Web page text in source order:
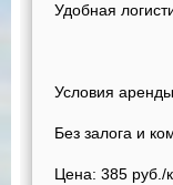
Удобная
Условия
Без залога и
Цена: 385 руб./